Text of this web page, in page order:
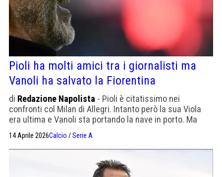
Pioli ha molti amici tra i giornalisti ma
Vanoli ha salvato la Fiorentina
di Redazione Napolista - Pioli è citatissimo nei
confronti col Milan di Allegri. Intanto però la sua Viola
era ultima e Vanoli sta portando la nave in porto. Ma
sportiva
14 Aprile 2026Calcio /Serie A